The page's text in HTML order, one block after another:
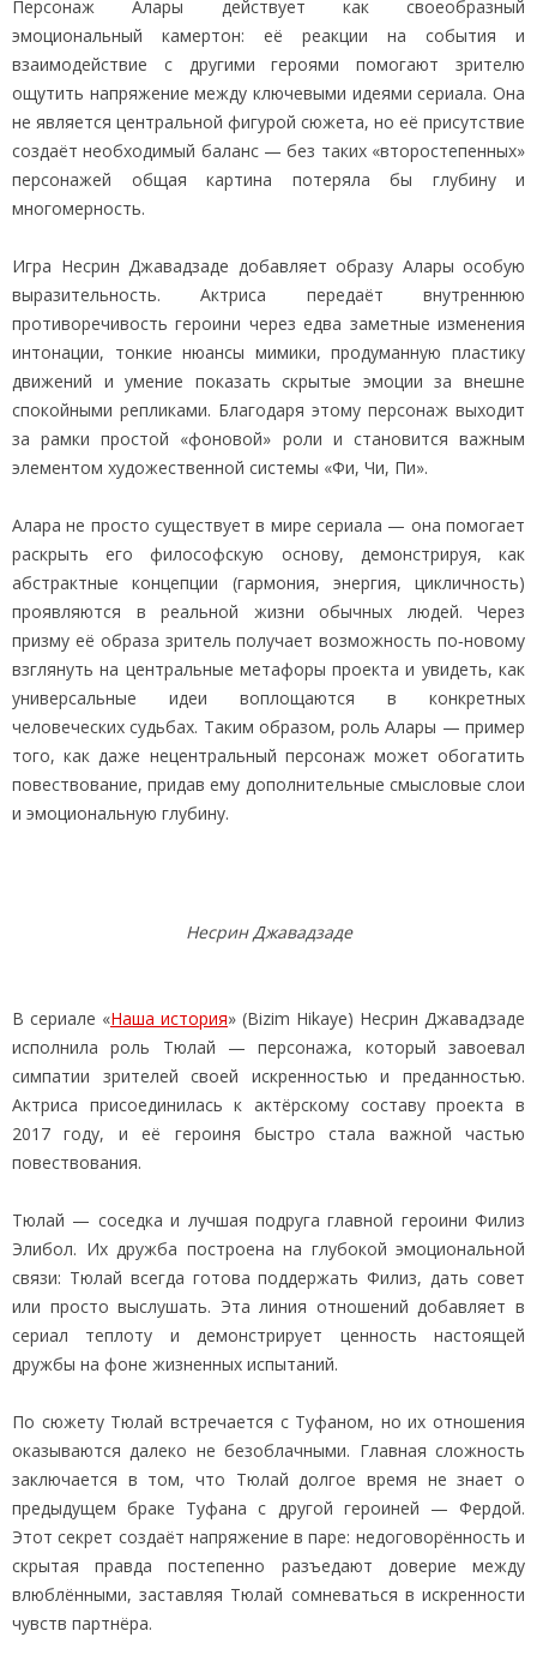
Персонаж Алары действует как своеобразный
эмоциональный камертон: её реакции на события и
взаимодействие с другими героями помогают зрителю
ощутить напряжение между ключевыми идеями сериала. Она
не является центральной фигурой сюжета, но её присутствие
создаёт необходимый баланс — без таких «второстепенных»
персонажей общая картина потеряла бы глубину и
многомерность.
Игра Несрин Джавадзаде добавляет образу Алары особую
выразительность. Актриса передаёт внутреннюю
противоречивость героини через едва заметные изменения
интонации, тонкие нюансы мимики, продуманную пластику
движений и умение показать скрытые эмоции за внешне
спокойными репликами. Благодаря этому персонаж выходит
за рамки простой «фоновой» роли и становится важным
элементом художественной системы «Фи, Чи, Пи».
Алара не просто существует в мире сериала — она помогает
раскрыть его философскую основу, демонстрируя, как
абстрактные концепции (гармония, энергия, цикличность)
проявляются в реальной жизни обычных людей. Через
призму её образа зритель получает возможность по‑новому
взглянуть на центральные метафоры проекта и увидеть, как
универсальные идеи воплощаются в конкретных
человеческих судьбах. Таким образом, роль Алары — пример
того, как даже нецентральный персонаж может обогатить
повествование, придав ему дополнительные смысловые слои
и эмоциональную глубину.
Несрин Джавадзаде
В сериале «Наша история» (Bizim Hikaye) Несрин Джавадзаде
исполнила роль Тюлай — персонажа, который завоевал
симпатии зрителей своей искренностью и преданностью.
Актриса присоединилась к актёрскому составу проекта в
2017 году, и её героиня быстро стала важной частью
повествования.
Тюлай — соседка и лучшая подруга главной героини Филиз
Элибол. Их дружба построена на глубокой эмоциональной
связи: Тюлай всегда готова поддержать Филиз, дать совет
или просто выслушать. Эта линия отношений добавляет в
сериал теплоту и демонстрирует ценность настоящей
дружбы на фоне жизненных испытаний.
По сюжету Тюлай встречается с Туфаном, но их отношения
оказываются далеко не безоблачными. Главная сложность
заключается в том, что Тюлай долгое время не знает о
предыдущем браке Туфана с другой героиней — Фердой.
Этот секрет создаёт напряжение в паре: недоговорённость и
скрытая правда постепенно разъедают доверие между
влюблёнными, заставляя Тюлай сомневаться в искренности
чувств партнёра.